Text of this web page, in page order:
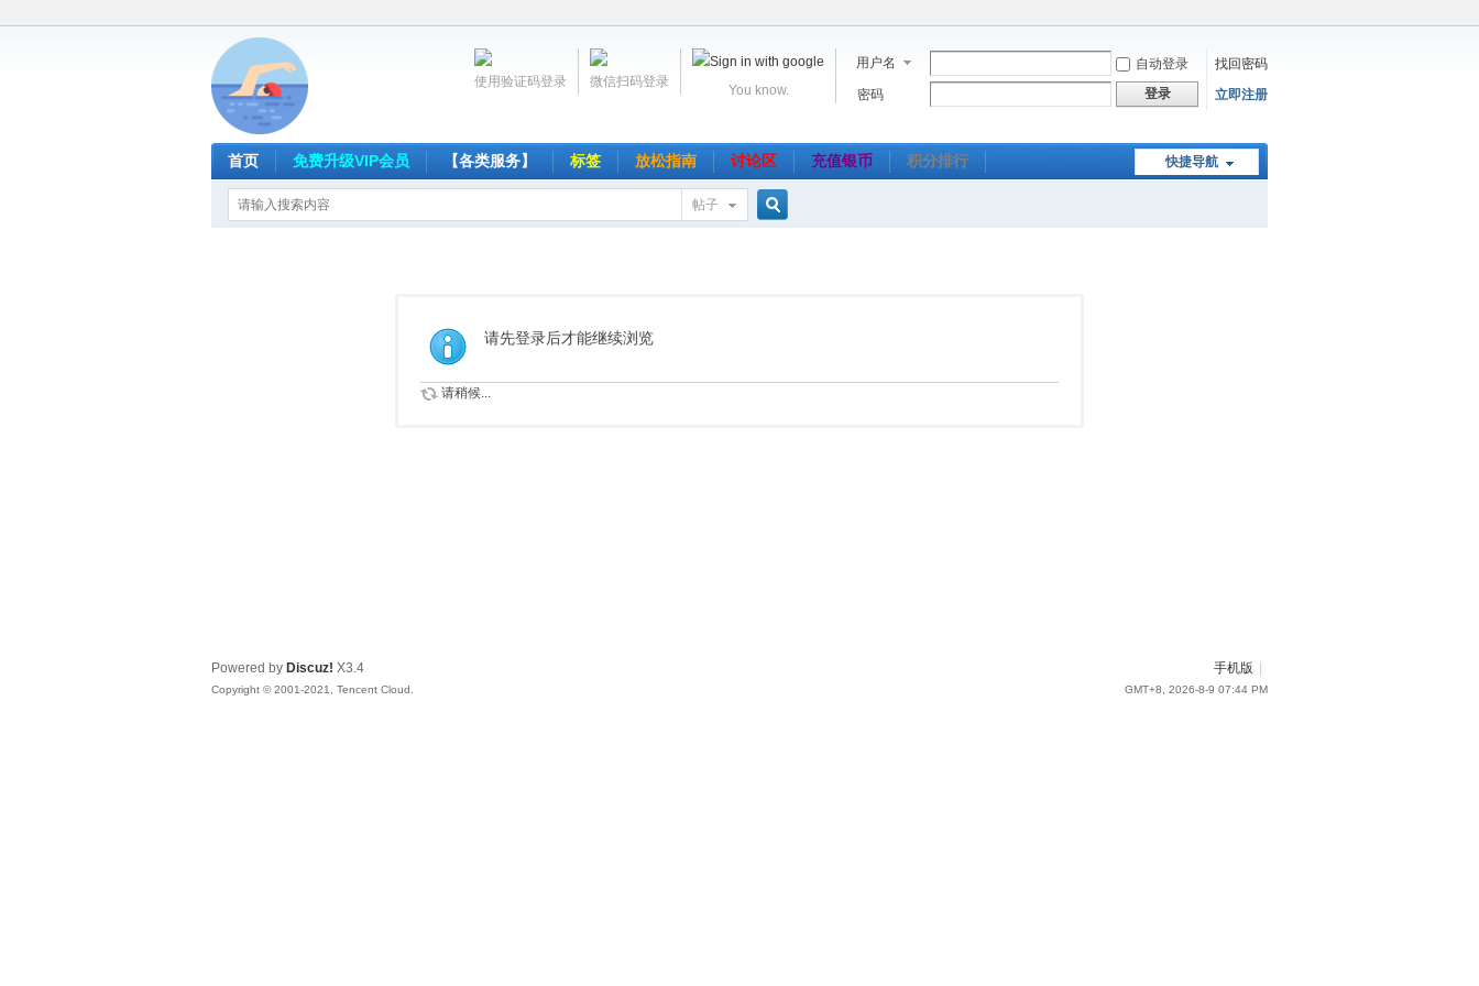
用户名 自动登录
找回密码
密码
登录 立即注册
You know.
微信扫码登录
使用验证码登录
快捷导航
首页 免费升级VIP会员 【各类服务】 标签 放松指南 讨论区 充值银币 积分排行
帖子
请先登录后才能继续浏览
请稍候...
手机版
GMT+8, 2026-8-9 07:44 PM
Powered by Discuz! X3.4
Copyright © 2001-2021, Tencent Cloud.